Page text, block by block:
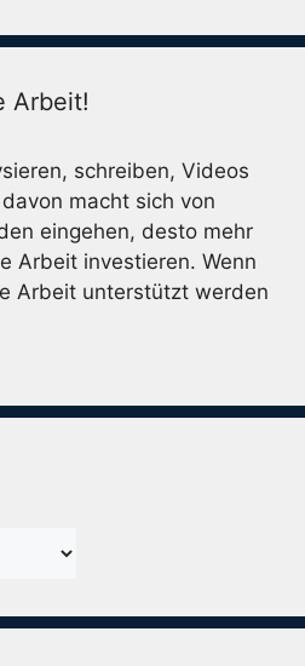
Arbeit!
schreiben, Videos
macht sich von
eingehen, desto mehr
Arbeit investieren. Wenn
Arbeit unterstützt werden